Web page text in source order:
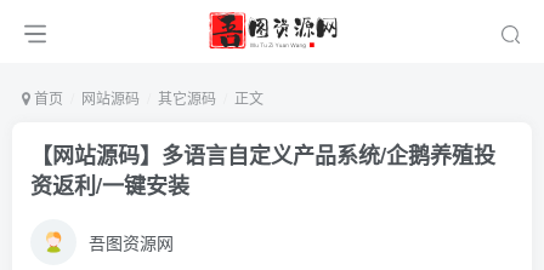
首页 网站源码 其它源码 正文
【网站源码】多语言自定义产品系统/企鹅养殖投
资返利/一键安装
吾图资源网